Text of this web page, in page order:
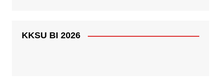
KKSU BI 2026